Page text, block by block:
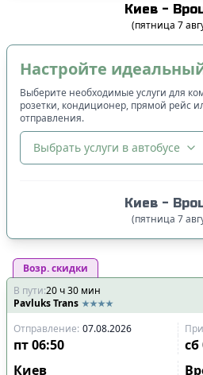
Киев -
(пятница 7
Настройте
Выберите необходимые услуги для
розетки, кондиционер, прямой рейс
отправления.
Выбрать услуги в автобусе
Сначала дешёвые
Время отправления
Сначала ранние
Сначала вечерние
Время прибытия
Киев -
(пятница 7
Возр. скидки
В пути:20ч30 мин
Pavluks Trans
Отправление: 07.08.2026
пт06:50 сб
Киев